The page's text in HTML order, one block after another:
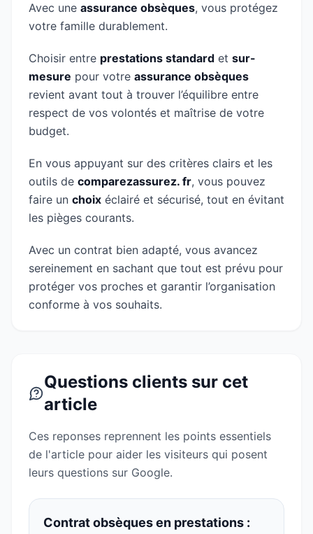
Avec une assurance obsèques, vous protégez
votre famille durablement.
Choisir entre prestations standard et sur-
mesure pour votre assurance obsèques
revient avant tout à trouver l’équilibre entre
respect de vos volontés et maîtrise de votre
budget.
En vous appuyant sur des critères clairs et les
outils de comparezassurez. fr, vous pouvez
faire un choix éclairé et sécurisé, tout en évitant
les pièges courants.
Avec un contrat bien adapté, vous avancez
sereinement en sachant que tout est prévu pour
protéger vos proches et garantir l’organisation
conforme à vos souhaits.
Questions clients sur cet
article
Ces reponses reprennent les points essentiels
de l'article pour aider les visiteurs qui posent
leurs questions sur Google.
Contrat obsèques en prestations :